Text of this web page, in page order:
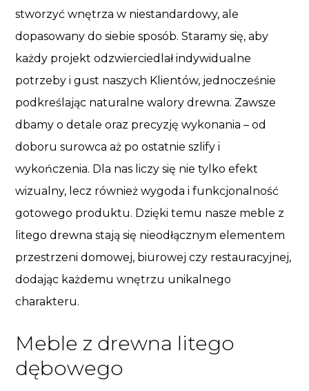
stworzyć wnętrza w niestandardowy, ale
dopasowany do siebie sposób. Staramy się, aby
każdy projekt odzwierciedlał indywidualne
potrzeby i gust naszych Klientów, jednocześnie
podkreślając naturalne walory drewna. Zawsze
dbamy o detale oraz precyzję wykonania – od
doboru surowca aż po ostatnie szlify i
wykończenia. Dla nas liczy się nie tylko efekt
wizualny, lecz również wygoda i funkcjonalność
gotowego produktu. Dzięki temu nasze meble z
litego drewna stają się nieodłącznym elementem
przestrzeni domowej, biurowej czy restauracyjnej,
dodając każdemu wnętrzu unikalnego
charakteru.
Meble z drewna litego
dębowego